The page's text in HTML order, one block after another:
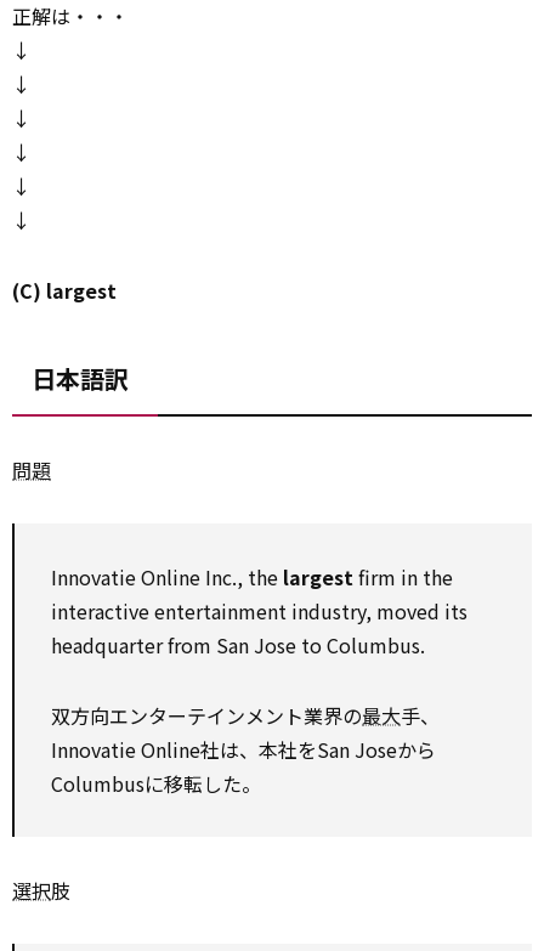
正解は・・・
↓
↓
↓
↓
↓
↓
(C) largest
日本語訳
問題
Innovatie Online Inc., the largestfirm in the
interactive entertainment industry, moved its
headquarter from San Jose to Columbus.
双方向エンターテインメント業界の最大手、
Innovatie Online社は、本社をSan Joseから
Columbusに移転した。
選択肢